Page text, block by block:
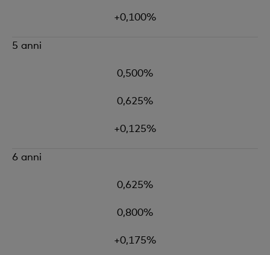
+0,100%
5 anni
0,500%
0,625%
+0,125%
6 anni
0,625%
0,800%
+0,175%